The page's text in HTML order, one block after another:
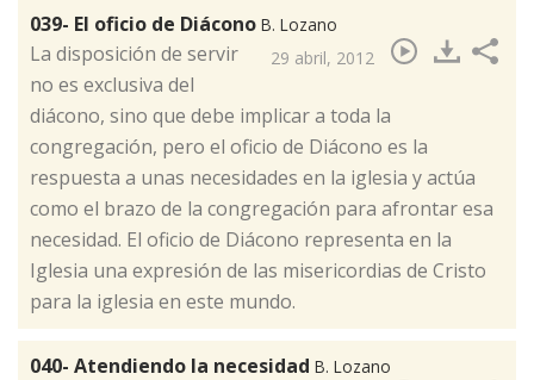
039- El oficio de Diácono B. Lozano
29 abril, 2012
​La disposición de servir
no es exclusiva del
diácono, sino que debe implicar a toda la
congregación, pero el oficio de Diácono es la
respuesta a unas necesidades en la iglesia y actúa
como el brazo de la congregación para afrontar esa
necesidad. El oficio de Diácono representa en la
Iglesia una expresión de las misericordias de Cristo
para la iglesia en este mundo.
040- Atendiendo la necesidad B. Lozano